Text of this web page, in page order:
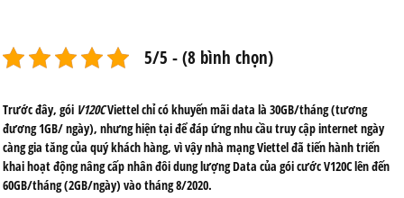
5/5 - (8 bình chọn)
Trước đây, gói V120CViettel chỉ có khuyến mãi data là 30GB/tháng (tương
đương 1GB/ ngày), nhưng hiện tại để đáp ứng nhu cầu truy cập internet ngày
càng gia tăng của quý khách hàng, vì vậy nhà mạng Viettel đã tiến hành triển
khai hoạt động nâng cấp nhân đôi dung lượng Data của gói cước V120C lên đến
60GB/tháng (2GB/ngày) vào tháng 8/2020.